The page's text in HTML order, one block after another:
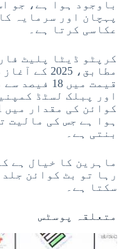
باوجود ہوا ہے، جو
پہچان اور سرمایہ
عکاسی کرتا ہے۔
کرپٹو ڈیٹا پلیٹ
مطابق،
قیمت میں
اور پبلک لسٹڈ
بنتی ہے۔
ماہرین کا خیال ہے
رہا تو بٹ کوائن
سکتا ہے۔
متعلقہ پوسٹس